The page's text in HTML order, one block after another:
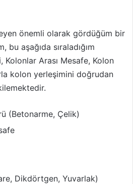
önemli olarak gördüğüm bir
bu aşağıda sıraladığım
Kolonlar Arası Mesafe, Kolon
kolon yerleşimini doğrudan
(Betonarme, Çelik)
Dikdörtgen, Yuvarlak)